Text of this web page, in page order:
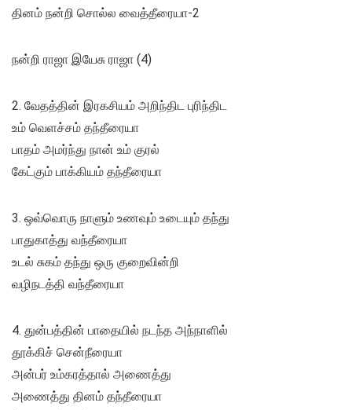
தினம் நன்றி சொல்ல வைத்தீரையா-2
நன்றி ராஜா இயேசு ராஜா (4)
2. வேதத்தின் இரகசியம் அறிந்திட புரிந்திட
உம் வெளச்சம் தந்தீரையா
பாதம் அமர்ந்து நான் உம் குரல்
கேட்கும் பாக்கியம் தந்தீரையா
3. ஒவ்வொரு நாளும் உணவும் உடையும் தந்து
பாதுகாத்து வந்தீரையா
உடல் சுகம் தந்து ஒரு குறைவின்றி
வழிநடத்தி வந்தீரையா
4. துன்பத்தின் பாதையில் நடந்த அந்நாளில்
தூக்கிச் சென்நீரையா
அன்பர் உம்கரத்தால் அணைத்து
அணைத்து தினம் தந்தீரையா